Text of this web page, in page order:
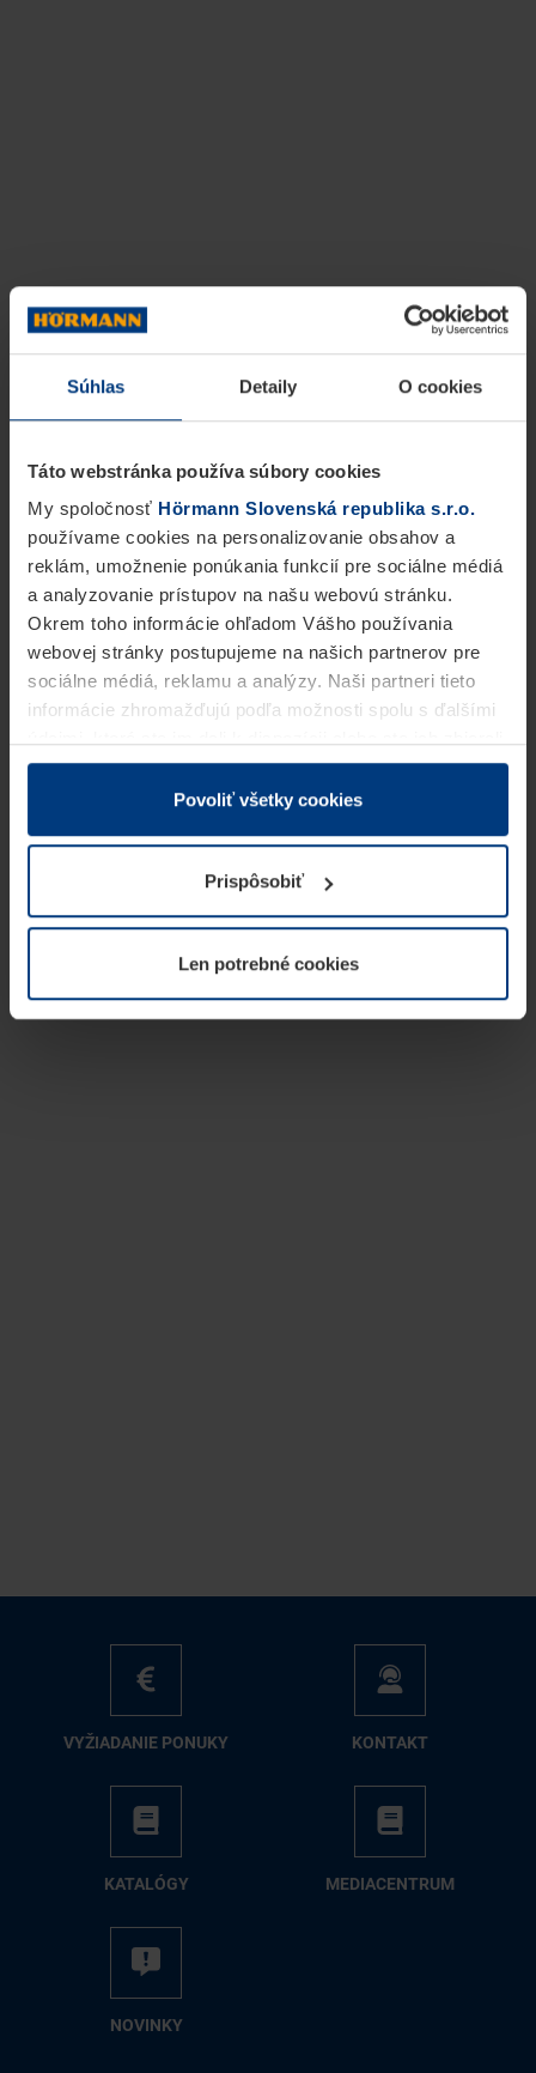
Súhlas Detaily O cookies
Táto webstránka používa súbory cookies
My spoločnosť Hörmann Slovenská republika s.r.o.
používame cookies na personalizovanie obsahov a
reklám, umožnenie ponúkania funkcií pre sociálne médiá
a analyzovanie prístupov na našu webovú stránku.
Okrem toho informácie ohľadom Vášho používania
webovej stránky postupujeme na našich partnerov pre
sociálne médiá, reklamu a analýzy. Naši partneri tieto
informácie zhromažďujú podľa možnosti spolu s ďalšími
v rámci Vášho využívania služieb.
Z právneho hľadiska môžeme cookies ukladať na Vašom
prevádzku tejto stránky. Pre všetky ostatné typy cookie
potrebujeme Vaše povolenie. Vaše povolenie môžete
kedykoľvek zmeniť alebo odvolať vo vysvetlení cookie
našej webovej stránky.
Povoliť všetky cookies
Prispôsobiť
Len potrebné cookies
VY­ŽIA­DA­NIE PO­NU­KY KON­TAKT
KA­TA­LÓ­GY ME­DIA­CEN­TRUM
NO­VIN­KY